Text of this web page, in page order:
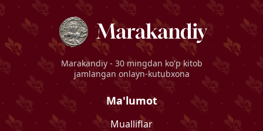
Marakandiy - 30 mingdan ko'p kitob
jamlangan onlayn-kutubxona
Ma'lumot
Mualliflar